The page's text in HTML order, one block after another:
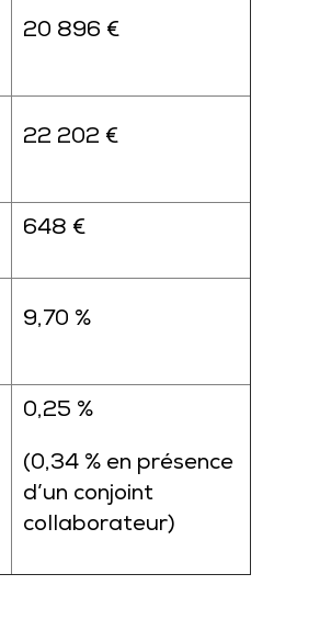
20 896 €
22 202 €
648 €
9,70 %
0,25 %
(0,34 % en présence
d’un conjoint
collaborateur)